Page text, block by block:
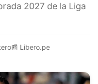
2027 de la Liga
📰 Libero.pe